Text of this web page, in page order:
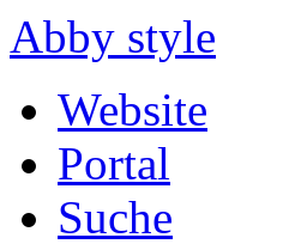
Abby style
Website
Portal
Suche